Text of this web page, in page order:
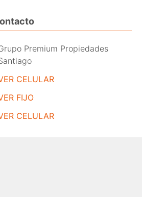
Premium Propiedades
CELULAR
FIJO
CELULAR